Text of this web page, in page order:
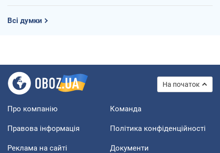
Всі думки
На початок
Про компанію Команда
Правова інформація Політика конфіденційності
Реклама на сайті Документи